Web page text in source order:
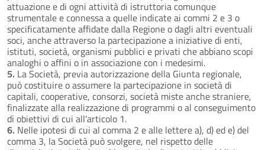
attuazione e di ogni attività di istruttoria comunque
strumentale e connessa a quelle indicate ai commi 2 e 3 o
specificatamente affidate dalla Regione o dagli altri eventuali
soci, anche attraverso la partecipazione a iniziative di enti,
istituti, società, organismi pubblici e privati che abbiano scopi
analoghi o affini o in associazione con i medesimi.
5. La Società, previa autorizzazione della Giunta regionale,
può costituire o assumere la partecipazione in società di
capitali, cooperative, consorzi, società miste anche straniere,
finalizzate alla realizzazione di programmi o al conseguimento
di obiettivi di cui all'articolo 1.
6. Nelle ipotesi di cui al comma 2 e alle lettere a), d) ed e) del
comma 3, la Società può svolgere, nel rispetto delle